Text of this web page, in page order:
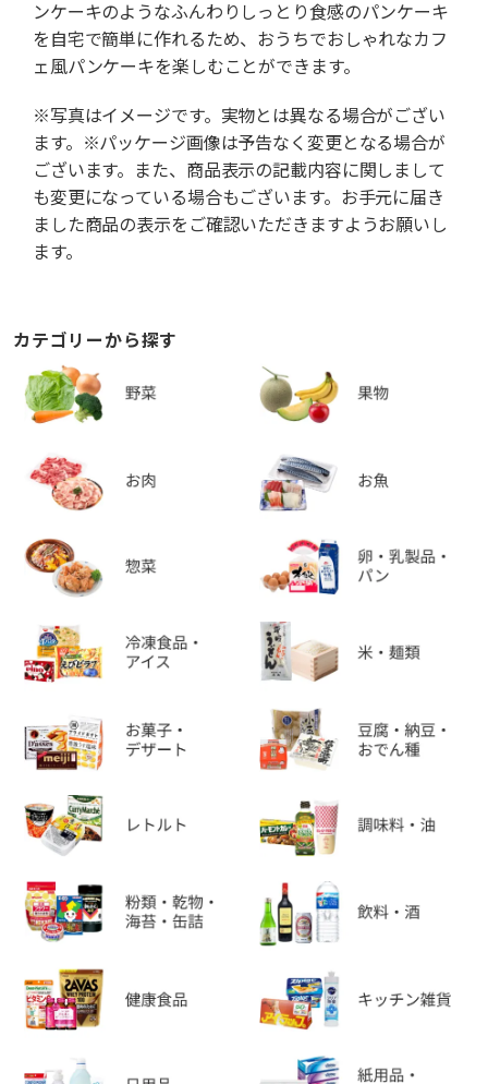
ンケーキのようなふんわりしっとり食感のパンケーキ
を自宅で簡単に作れるため、おうちでおしゃれなカフ
ェ風パンケーキを楽しむことができます。
※写真はイメージです。実物とは異なる場合がござい
ます。※パッケージ画像は予告なく変更となる場合が
ございます。また、商品表示の記載内容に関しまして
も変更になっている場合もございます。お手元に届き
ました商品の表示をご確認いただきますようお願いし
ます。
カテゴリーから探す